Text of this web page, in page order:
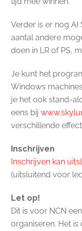
Verder is er nog AI
aantal andere
doen in LR of PS,
Je kunt het
Windows
je het ook stand-
eens bij
verschillende
Inschrijven
Inschrijven kan
(uitsluitend voor
Let op!
Dit is voor NCN
organiseren. Het